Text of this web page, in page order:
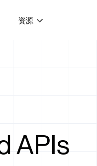
资源
APIs